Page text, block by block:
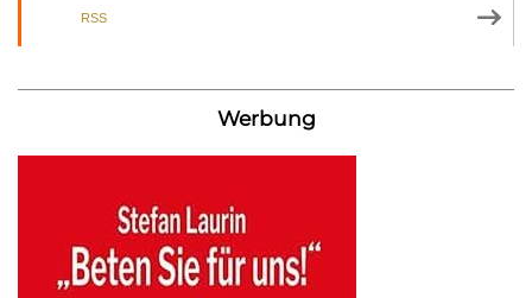
RSS
Werbung